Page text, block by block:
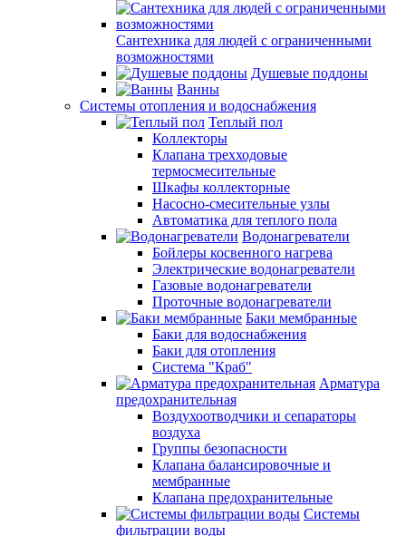
Сантехника для людей с ограниченными
возможностями
Душевые поддоны
Ванны
Системы отопления и водоснабжения
Теплый пол
Коллекторы
Клапана трехходовые
термосмесительные
Шкафы коллекторные
Насосно-смесительные узлы
Автоматика для теплого пола
Водонагреватели
Бойлеры косвенного нагрева
Электрические водонагреватели
Газовые водонагреватели
Проточные водонагреватели
Баки мембранные
Баки для водоснабжения
Баки для отопления
Система "Краб"
Арматура
предохранительная
Воздухоотводчики и сепараторы
воздуха
Группы безопасности
Клапана балансировочные и
мембранные
Клапана предохранительные
Системы
фильтрации воды